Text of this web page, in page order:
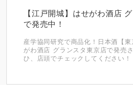
【江戸開城】はせがわ酒店
で発売中！
産学協同研究で商品化！日本酒【
がわ酒店 グランスタ東京店で発売
ひ、店頭でチェックしてください！